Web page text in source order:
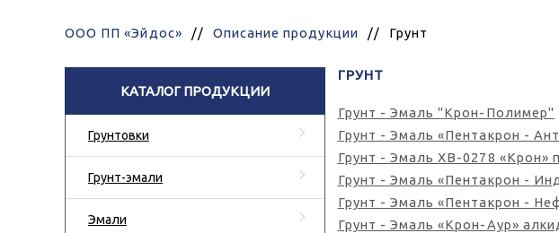
ООО ПП «Эйдос» // Описание продукции // Грунт
КАТАЛОГ ПРОДУКЦИИ
Грунтовки
Грунт-эмали
Эмали
ГРУНТ
Грунт - Эмаль "Крон-Полимер"
Грунт - Эмаль «Пентакрон -
Грунт - Эмаль ХВ-0278 «Крон»
Грунт - Эмаль «Пентакрон -
Грунт - Эмаль «Пентакрон -
Грунт - Эмаль «Крон-Аур»